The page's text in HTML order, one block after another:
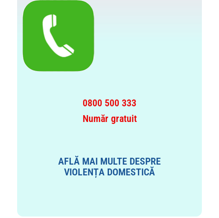
0800 500 333
Număr gratuit
AFLĂ MAI MULTE DESPRE
VIOLENȚA DOMESTICĂ